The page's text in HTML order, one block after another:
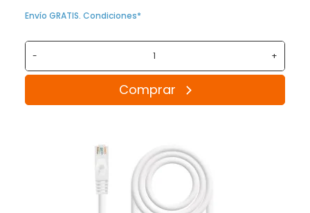
Envío GRATIS. Condiciones*
- +
Comprar